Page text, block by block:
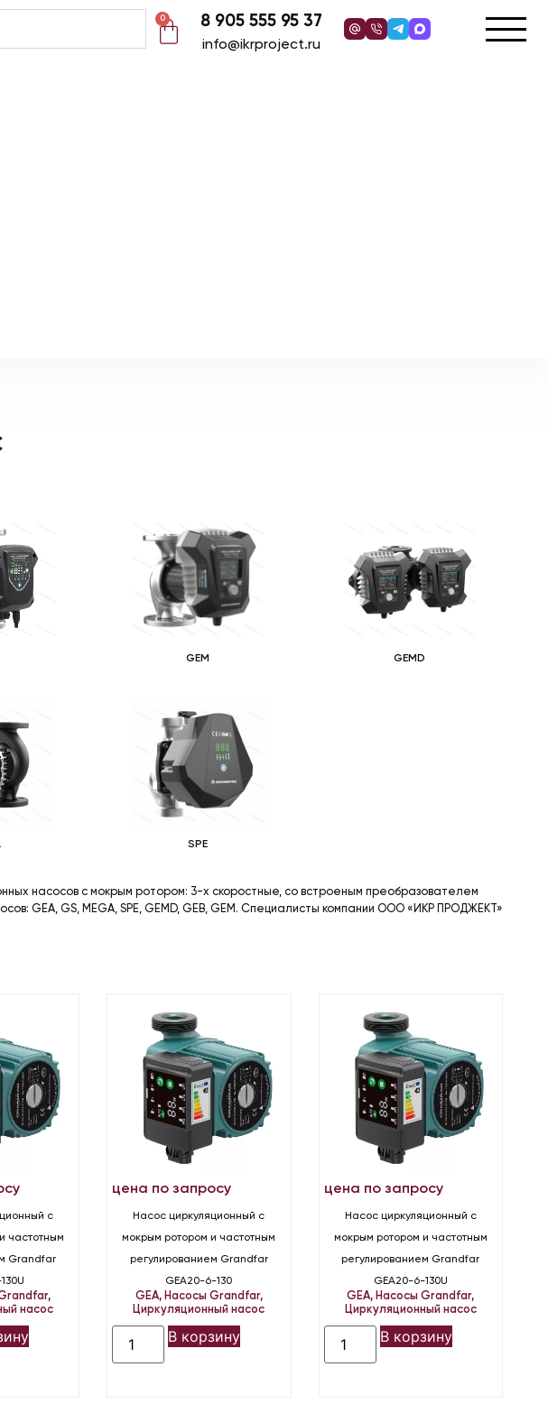
0 8 905 555 95 37
info@ikrproject.ru
GEM GEMD
SPE
насосов с мокрым ротором: 3-х скоростные, со встроеным преобразователем
GEA, GS, MEGA, SPE, GEMD, GEB, GEM. Специалисты компании ООО «ИКР ПРОДЖЕКТ»
с
частотным
Grandfar
,
насос
цена по запросу
Насос циркуляционный с
мокрым ротором и частотным
регулированием Grandfar
GEA20-6-130
GEA, Насосы Grandfar,
Циркуляционный насос
В корзину
цена по запросу
Насос циркуляционный с
мокрым ротором и частотным
регулированием Grandfar
GEA20-6-130U
GEA, Насосы Grandfar,
Циркуляционный насос
В корзину